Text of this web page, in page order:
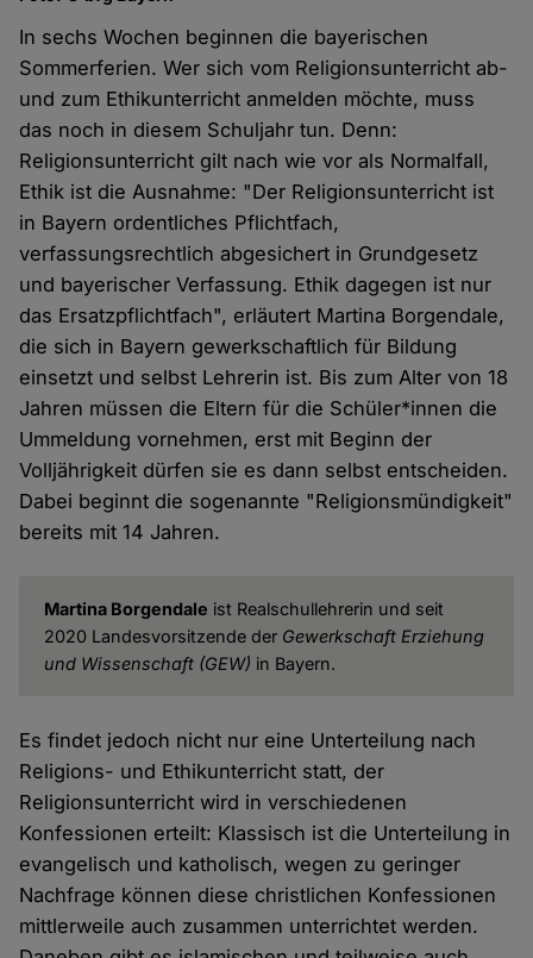
In sechs Wochen beginnen die bayerischen
Sommerferien. Wer sich vom Religionsunterricht ab-
und zum Ethikunterricht anmelden möchte, muss
das noch in diesem Schuljahr tun. Denn:
Religionsunterricht gilt nach wie vor als Normalfall,
Ethik ist die Ausnahme: "Der Religionsunterricht ist
in Bayern ordentliches Pflichtfach,
verfassungsrechtlich abgesichert in Grundgesetz
und bayerischer Verfassung. Ethik dagegen ist nur
das Ersatzpflichtfach", erläutert Martina Borgendale,
die sich in Bayern gewerkschaftlich für Bildung
einsetzt und selbst Lehrerin ist. Bis zum Alter von 18
Jahren müssen die Eltern für die Schüler*innen die
Ummeldung vornehmen, erst mit Beginn der
Volljährigkeit dürfen sie es dann selbst entscheiden.
Dabei beginnt die sogenannte "Religionsmündigkeit"
bereits mit 14 Jahren.
Martina Borgendale ist Realschullehrerin und seit
2020 Landesvorsitzende der Gewerkschaft Erziehung
und Wissenschaft (GEW) in Bayern.
Es findet jedoch nicht nur eine Unterteilung nach
Religions- und Ethikunterricht statt, der
Religionsunterricht wird in verschiedenen
Konfessionen erteilt: Klassisch ist die Unterteilung in
evangelisch und katholisch, wegen zu geringer
Nachfrage können diese christlichen Konfessionen
mittlerweile auch zusammen unterrichtet werden.